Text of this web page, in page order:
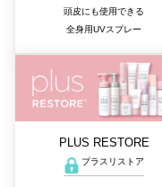
頭皮にも使用できる
全身用UVスプレー
PLUS RESTORE
プラスリストア